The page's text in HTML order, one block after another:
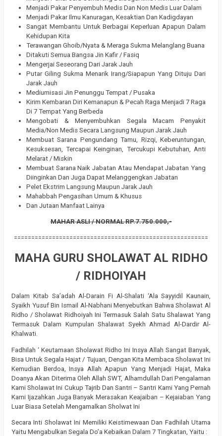
Menjadi Pakar Penyembuh Medis Dan Non Medis Luar Dalam
Menjadi Pakar Ilmu Kanuragan, Kesaktian Dan Kadigdayan
Sangat Membantu Untuk Berbagai Keperluan Apapun Dalam
Kehidupan Kita
Terawangan Ghoib/Nyata & Meraga Sukma Melanglang Buana
Ditakuti Semua Bangsa Jin Kafir / Fasiq
Mengerjai Seseorang Dari Jarak Jauh
Putar Giling Sukma Menarik Irang/Siapapun Yang Dituju Dari
Jarak Jauh
Mediumisasi Jin Penunggu Tempat / Pusaka
Kirim Kembaran Diri Kemanapun & Pecah Raga Menjadi 7 Raga
Di 7 Tempat Yang Berbeda
Mengobati & Menyembuhkan Segala Macam Penyakit
Media/Non Medis Secara Langsung Maupun Jarak Jauh
Membuat Sarana Pengundang Tamu, Rizqi, Keberuntungan,
Kesuksesan, Tercapai Keinginan, Tercukupi Kebutuhan, Anti
Melarat / Miskin
Membuat Sarana Naik Jabatan Atau Mendapat Jabatan Yang
Diinginkan Dan Juga Dapat Melanggengkan Jabatan
Pelet Ekstrim Langsung Maupun Jarak Jauh
Mahabbah Pengasihan Umum & Khusus
Dan Jutaan Manfaat Lainya
MAHAR ASLI / NORMAL RP.7.750.000,-
========================================================
MAHA GURU SHOLAWAT AL RIDHO
/ RIDHOIYAH
Dalam Kitab Sa’adah Al-Darain Fi Al-Shalati ‘Ala Sayyidil Kaunain,
Syaikh Yusuf Bin Ismail Al-Nabhani Menyebutkan Bahwa Sholawat Al
Ridho / Sholawat Ridhoiyah Ini Termasuk Salah Satu Shalawat Yang
Termasuk Dalam Kumpulan Shalawat Syekh Ahmad Al-Dardir Al-
Khalwati.
Fadhilah ‘ Keutamaan Sholawat Ridho Ini Insya Allah Sangat Banyak,
Bisa Untuk Segala Hajat / Tujuan, Dengan Kita Membaca Sholawat Ini
Kemudian Berdoa, Insya Allah Apapun Yang Menjadi Hajat, Maka
Doanya Akan Diterima Oleh Allah SWT, Alhamdullah Dari Pengalaman
Kami Sholawat Ini Cukup Tajrib Dan Santri – Santri Kami Yang Pernah
Kami Ijazahkan Juga Banyak Merasakan Keajaiban – Kejaiaban Yang
Luar Biasa Setelah Mengamalkan Sholwat Ini
Secara Inti Sholawat Ini Memiliki Keistimewaan Dan Fadhilah Utama
Yaitu Mengabulkan Segala Do’a Kebaikan Dalam 7 Tingkatan, Yaitu :